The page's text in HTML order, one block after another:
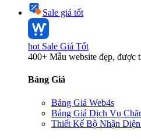
Sale giá tốt
hot Sale Giá Tốt
400+ Mẫu website đẹp, được
Bảng Giá
Bảng Giá Web4s
Bảng Giá Dịch Vụ
Thiết Kế Bộ Nhận